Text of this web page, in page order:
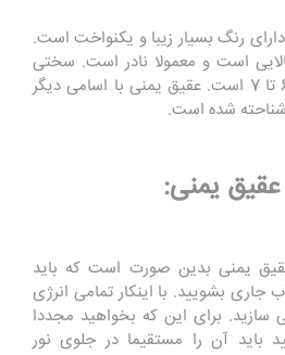
رنگ بسیار زیبا و یکنواخت است.
است و معمولا نادر است. سختی
سنگ عقیق یمنی بین 6/5 تا 7 است. عقیق یمنی با اسامی دیگر
شده است.
یمنی:
یمنی بدین صورت است که باید
جاری بشویید. با اینکار تمامی انرژی
سازید. برای این که بخواهید مجددا
باید آن را مستقیما در جلوی نور